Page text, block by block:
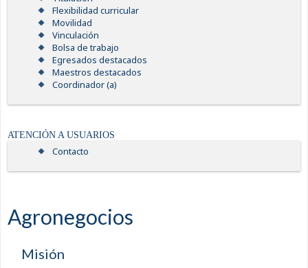
Flexibilidad curricular
Movilidad
Vinculación
Bolsa de trabajo
Egresados destacados
Maestros destacados
Coordinador (a)
ATENCIÓN A USUARIOS
Contacto
Agronegocios
Misión